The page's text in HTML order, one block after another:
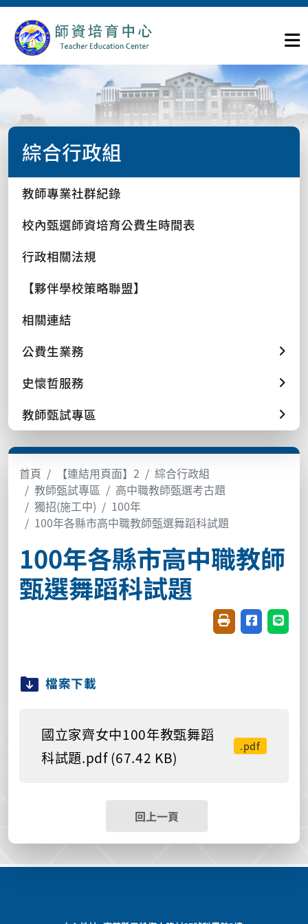
綜合行政組
教師專業社群紀錄
校內甄選師資培育公費生時間表
行政相關法規
【夥伴學校策略聯盟】
相關連結
公費生業務
史懷哲服務
教師甄試專區
首頁 【連結用頁面】2
綜合行政組
教師甄試專區
高中職教師甄選考古題
獨招(施工中)
100年
100年各縣市高中職教師甄選舞蹈科試題
100年各縣市高中職教師
甄選舞蹈科試題
友善列印(開新視
分享至臉書
分享
檔案下載
國立家齊女中100年教甄舞蹈
科試題.pdf (67.42 KB)
.pdf
回上一頁